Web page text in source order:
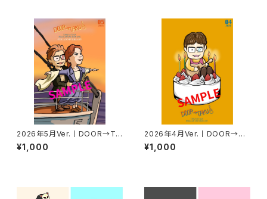
2026年5月Ver.丨DOOR→TA
KUポストカード
¥1,000
2026年4月Ver.丨DOOR→TA
KUポストカード
¥1,000